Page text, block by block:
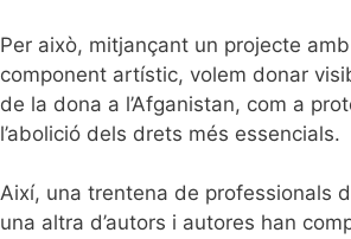
Per això, mitjançant un projecte
component artístic, volem donar
de la dona a l’Afganistan, com a
l’abolició dels drets més essencials.
Així, una trentena de professionals
una altra d’autors i autores han